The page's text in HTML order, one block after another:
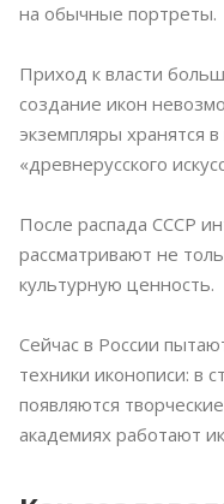
на обычные портреты.
Приход к власти
создание икон
экземпляры хранятся
«древнерусского
После распада СССР
рассматривают не
культурную ценность.
Сейчас в России
техники иконописи: в
появляются
академиях работают